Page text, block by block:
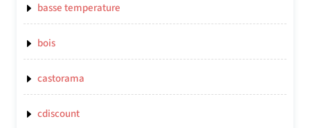
basse temperature
bois
castorama
cdiscount